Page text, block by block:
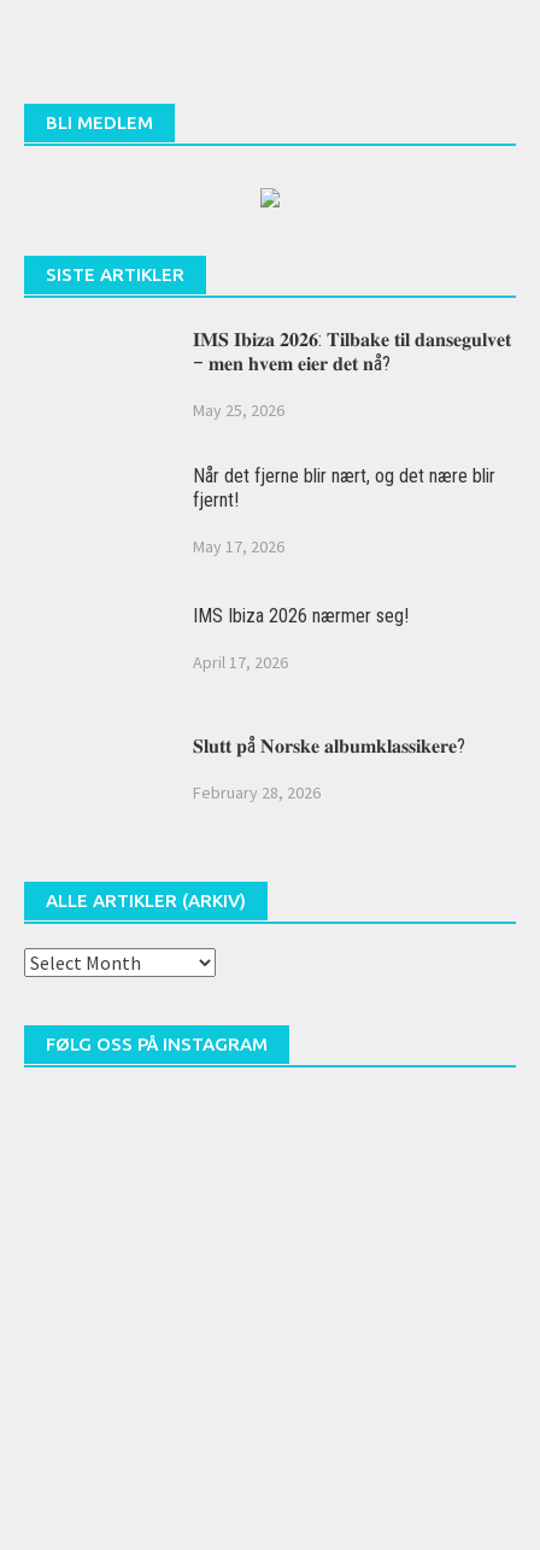
BLI MEDLEM
SISTE ARTIKLER
𝐈𝐌𝐒 𝐈𝐛𝐢𝐳𝐚 𝟐𝟎𝟐𝟔: 𝐓𝐢𝐥𝐛𝐚𝐤𝐞 𝐭𝐢𝐥 𝐝𝐚𝐧𝐬𝐞𝐠𝐮𝐥𝐯𝐞𝐭
– 𝐦𝐞𝐧 𝐡𝐯𝐞𝐦 𝐞𝐢𝐞𝐫 𝐝𝐞𝐭 𝐧å?
May 25, 2026
Når det fjerne blir nært, og det nære blir
fjernt!
May 17, 2026
IMS Ibiza 2026 nærmer seg!
April 17, 2026
𝐒𝐥𝐮𝐭𝐭 𝐩å 𝐍𝐨𝐫𝐬𝐤𝐞 𝐚𝐥𝐛𝐮𝐦𝐤𝐥𝐚𝐬𝐬𝐢𝐤𝐞𝐫𝐞?
February 28, 2026
ALLE ARTIKLER (ARKIV)
Alle
FØLG OSS PÅ INSTAGRAM